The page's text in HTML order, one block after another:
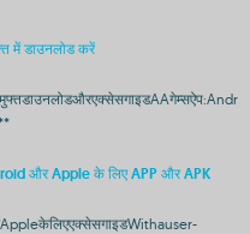
में डाउनलोड करें
और Apple के लिए APP और APK